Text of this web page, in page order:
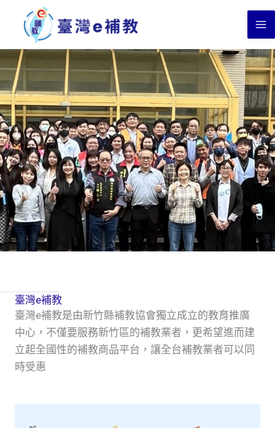
要
容
臺灣e補教
臺灣e補教是由新竹縣補教協會獨立成立的教育推廣
中心，不僅要服務新竹區的補教業者，更希望進而建
立起全國性的補教商品平台，讓全台補教業者可以同
時受惠